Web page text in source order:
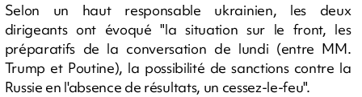
Selon un haut responsable ukrainien, les deux
dirigeants ont évoqué "la situation sur le front, les
préparatifs de la conversation de lundi (entre MM.
Trump et Poutine), la possibilité de sanctions contre la
Russie en l'absence de résultats, un cessez-le-feu".